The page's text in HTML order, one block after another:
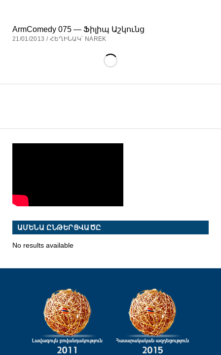
ArmComedy 075 — Ֆիլիպ Աշկունց
21/01/2013 / ՀԵՂԻՆԱԿ՝ NAREK
ԱՄԵՆԱ ԸՆԹԵՐՑՎԱԾԸ
No results available